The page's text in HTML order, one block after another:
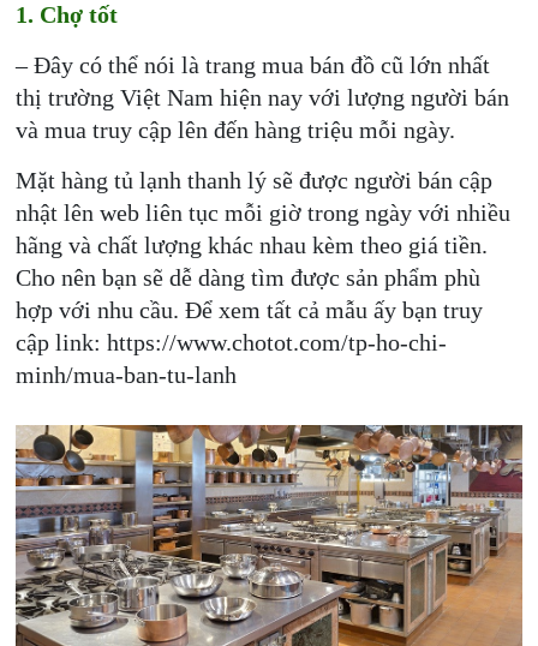
1. Chợ tốt
– Đây có thể nói là trang mua bán đồ cũ lớn nhất
thị trường Việt Nam hiện nay với lượng người bán
và mua truy cập lên đến hàng triệu mỗi ngày.
Mặt hàng tủ lạnh thanh lý sẽ được người bán cập
nhật lên web liên tục mỗi giờ trong ngày với nhiều
hãng và chất lượng khác nhau kèm theo giá tiền.
Cho nên bạn sẽ dễ dàng tìm được sản phẩm phù
hợp với nhu cầu. Để xem tất cả mẫu ấy bạn truy
cập link: https://www.chotot.com/tp-ho-chi-
minh/mua-ban-tu-lanh